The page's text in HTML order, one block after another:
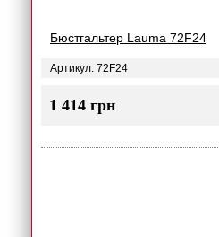
Бюстгальтер Lauma 72F24
Артикул: 72F24
1 414 грн